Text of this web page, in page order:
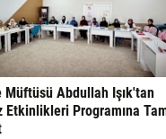
Müftüsü Abdullah Işık'tan
Etkinlikleri Programına